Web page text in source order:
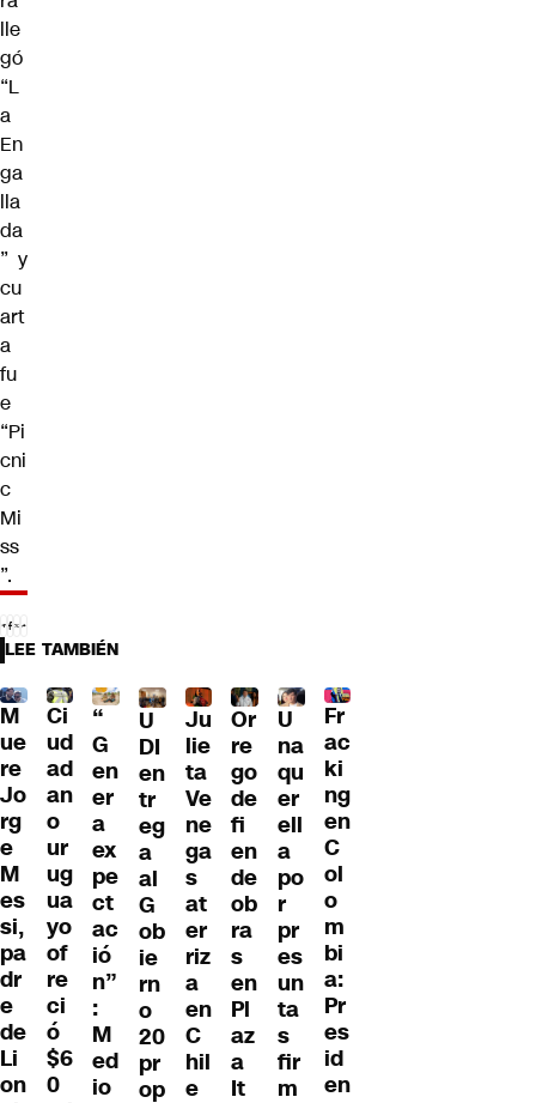
lle
gó
“L
a
En
ga
lla
da
” y
cu
art
a
fu
e
“Pi
cni
c
Mi
ss
”.
LEE TAMBIÉN
M
ue
re
Jo
rg
e
M
es
si,
pa
dr
e
de
Li
on
Ci
ud
ad
an
o
ur
ug
ua
yo
of
re
ci
ó
$6
0
“
G
en
er
a
ex
pe
ct
ac
ió
n”
:
M
ed
io
U
DI
en
tr
eg
a
al
G
ob
ie
rn
o
20
pr
op
Ju
lie
ta
Ve
ne
ga
s
at
er
riz
a
en
C
hil
e
Or
re
go
de
fi
en
de
ob
ra
s
en
Pl
az
a
It
U
na
qu
er
ell
a
po
r
pr
es
un
ta
s
fir
m
Fr
ac
ki
ng
en
C
ol
o
m
bi
a:
Pr
es
id
en